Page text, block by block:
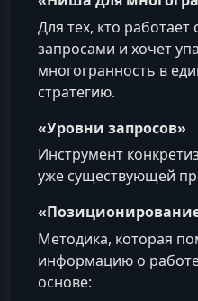
Для тех, кто
запросами и хочет
многогранность в
стратегию.
«Уровни запросов»
Инструмент
уже существующей
Методика, которая
информацию о
основе: